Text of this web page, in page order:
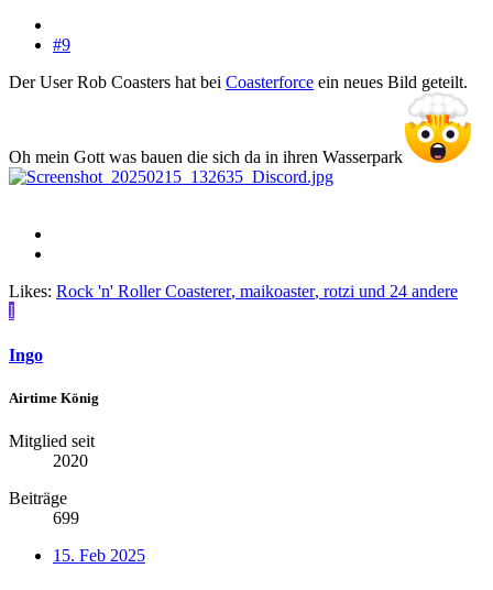
#9
Der User Rob Coasters hat bei Coasterforce ein neues Bild geteilt.
Oh mein Gott was bauen die sich da in ihren Wasserpark
Likes: Rock 'n' Roller Coasterer, maikoaster, rotzi und 24 andere
I
Ingo
Airtime König
Mitglied seit
2020
Beiträge
699
15. Feb 2025